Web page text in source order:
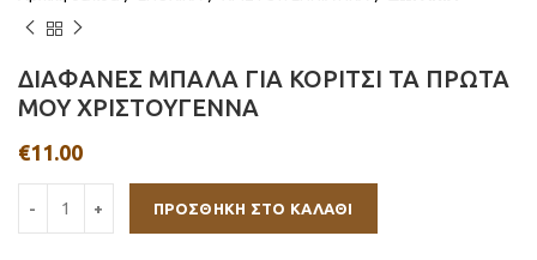
ΔΙΑΦΑΝΕΣ ΜΠΑΛΑ ΓΙΑ ΚΟΡΙΤΣΙ ΤΑ ΠΡΩΤΑ
ΜΟΥ ΧΡΙΣΤΟΥΓΕΝΝΑ
€11.00
ΠΡΟΣΘΉΚΗ ΣΤΟ ΚΑΛΆΘΙ